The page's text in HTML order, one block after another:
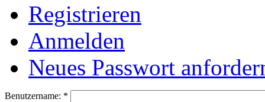
Registrieren
Anmelden
Neues Passwort
Benutzername: *